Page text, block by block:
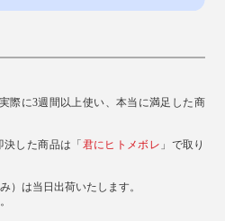
際に3週間以上使い、本当に満足した商
した商品は「 君にヒトメボレ 」で取り
）は当日出荷いたします。